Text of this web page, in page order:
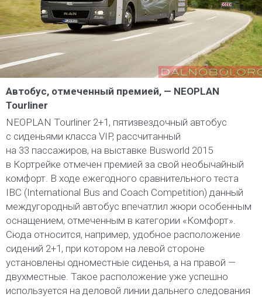
Автобус, отмеченный премией, — NEOPLAN
Tourliner
NEOPLAN Tourliner 2+1, пятизвездочный автобус
с сиденьями класса VIP, рассчитанный
на 33 пассажиров, на выставке Busworld 2015
в Кортрейке отмечен премией за свой необычайный
комфорт. В ходе ежегодного сравнительного теста
IBC (International Bus and Coach Competition) данный
междугородный автобус впечатлил жюри особенным
оснащением, отмеченным в категории «Комфорт».
Сюда относится, например, удобное расположение
сидений 2+1, при котором на левой стороне
установлены одноместные сиденья, а на правой —
двухместные. Такое расположение уже успешно
используется на деловой линии дальнего следования